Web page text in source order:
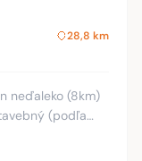
28,8 km
neďaleko (8km)
(podľa
šírky 20m o